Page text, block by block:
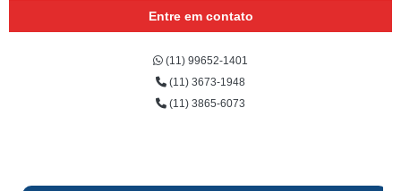
Entre em contato
(11) 99652-1401
(11) 3673-1948
(11) 3865-6073